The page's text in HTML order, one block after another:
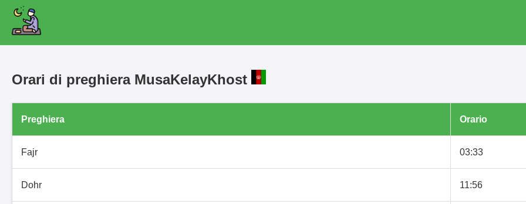
Orari di preghiera MusaKelayKhost
Preghiera Orario
Fajr 03:33
Dohr 11:56